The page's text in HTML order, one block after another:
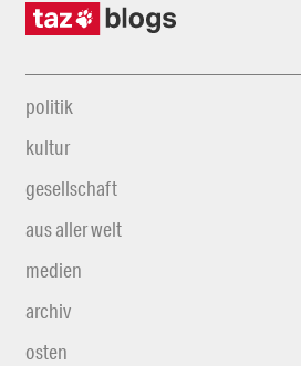
politik
kultur
gesellschaft
aus aller welt
medien
archiv
osten